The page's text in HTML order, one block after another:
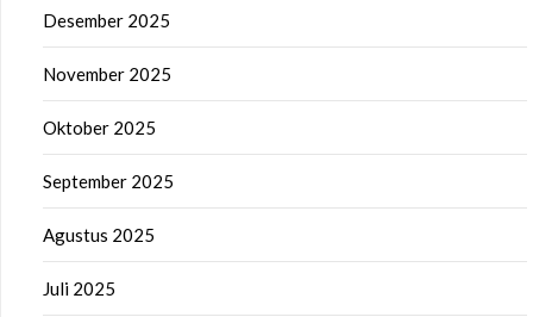
Desember 2025
November 2025
Oktober 2025
September 2025
Agustus 2025
Juli 2025